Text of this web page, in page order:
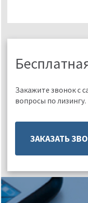
Закажите звонок с
вопросы по лизингу.
ЗАКАЗАТЬ